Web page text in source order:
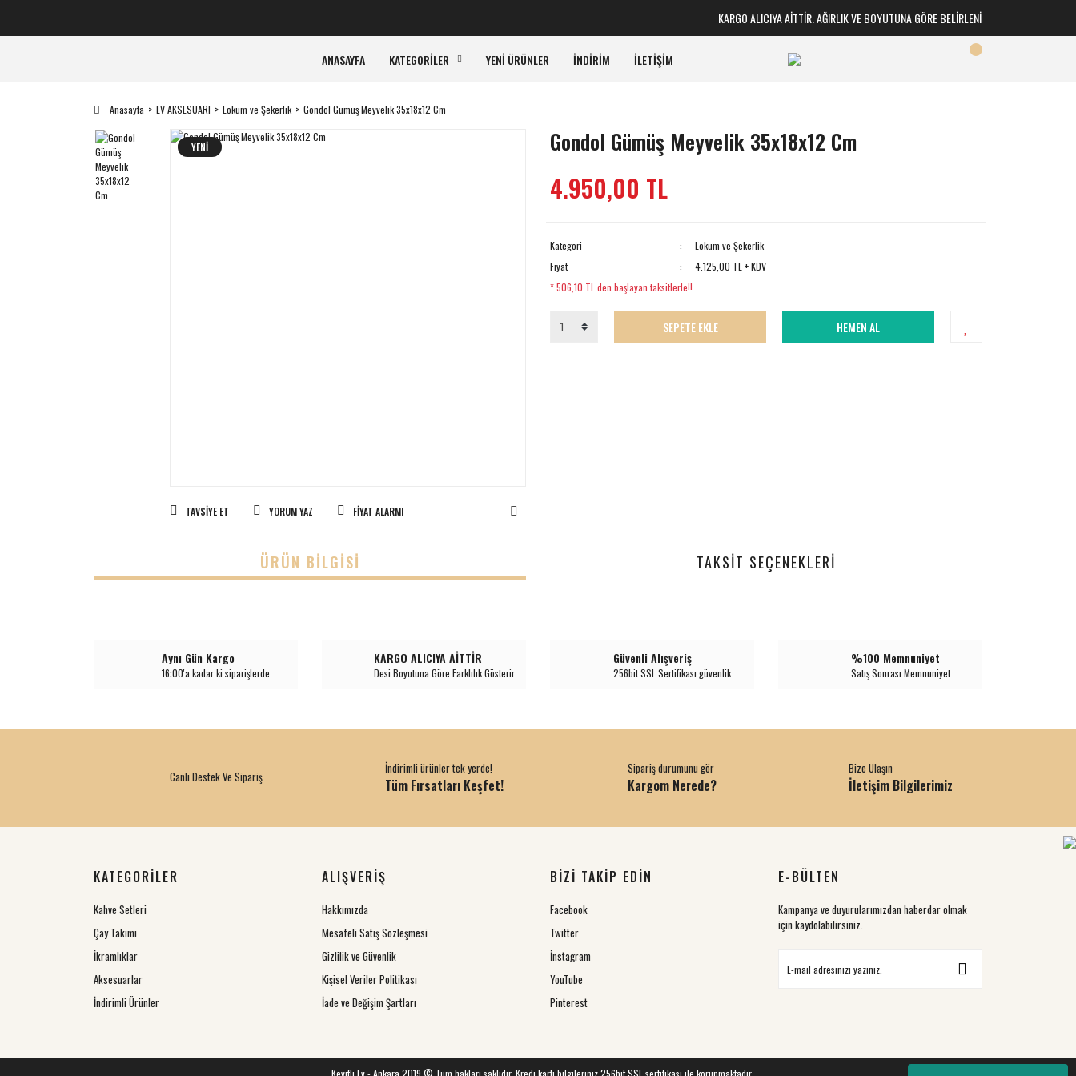
KARGO ALICIYA AİTTİR. AĞIRLIK VE BOYUTUNA GÖRE BELİRLENİR
ANASAYFA KATEGORİLER YENİ ÜRÜNLER İNDİRİM İLETİŞİM
Anasayfa EV AKSESUARI Lokum ve Şekerlik Gondol Gümüş Meyvelik 35x18x12 Cm
YENİ
TAVSIYE ET YORUM YAZ FIYAT ALARMI
Gondol Gümüş Meyvelik 35x18x12 Cm
4.950,00 TL
Kategori
Lokum ve Şekerlik
Fiyat
4.125,00 TL + KDV
* 506,10 TL den başlayan taksitlerle!!
SEPETE EKLE HEMEN AL
ÜRÜN BILGISI TAKSIT SEÇENEKLERI
Aynı Gün Kargo
16:00'a kadar ki siparişlerde
KARGO ALICIYA AİTTİR
Desi Boyutuna Göre Farklılık Gösterir
Güvenli Alışveriş
256bit SSL Sertifikası güvenlik
%100 Memnuniyet
Satış Sonrası Memnuniyet
Canlı Destek Ve Sipariş
İndirimli ürünler tek yerde!
Tüm Fırsatları Keşfet!
Sipariş durumunu gör
Kargom Nerede?
Bize Ulaşın
İletişim Bilgilerimiz
KATEGORİLER
Kahve Setleri
Çay Takımı
İkramlıklar
Aksesuarlar
İndirimli Ürünler
ALIŞVERİŞ
Hakkımızda
Mesafeli Satış Sözleşmesi
Gizlilik ve Güvenlik
Kişisel Veriler Politikası
İade ve Değişim Şartları
BİZİ TAKİP EDİN
Facebook
Twitter
İnstagram
YouTube
Pinterest
E-BÜLTEN
Kampanya ve duyurularımızdan haberdar olmak
için kaydolabilirsiniz.
Keyifli Ev - Ankara 2019 © Tüm hakları saklıdır. Kredi kartı bilgileriniz 256bit SSL sertifikası ile korunmaktadır.